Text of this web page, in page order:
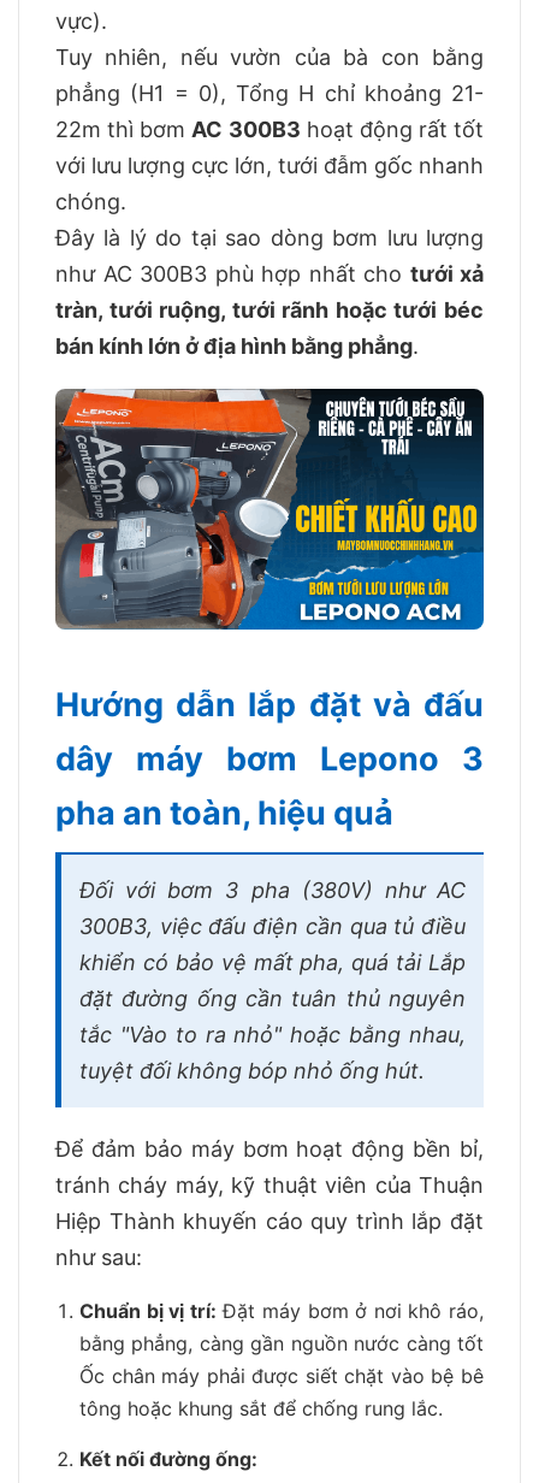
vực).
Tuy nhiên, nếu vườn của bà con bằng
phẳng (H1 = 0), Tổng H chỉ khoảng 21-
22m thì bơm AC 300B3 hoạt động rất tốt
với lưu lượng cực lớn, tưới đẫm gốc nhanh
chóng.
Đây là lý do tại sao dòng bơm lưu lượng
như AC 300B3 phù hợp nhất cho tưới xả
tràn, tưới ruộng, tưới rãnh hoặc tưới béc
bán kính lớn ở địa hình bằng phẳng.
Hướng dẫn lắp đặt và đấu
dây máy bơm Lepono 3
pha an toàn, hiệu quả
Đối với bơm 3 pha (380V) như AC
300B3, việc đấu điện cần qua tủ điều
khiển có bảo vệ mất pha, quá tải Lắp
đặt đường ống cần tuân thủ nguyên
tắc "Vào to ra nhỏ" hoặc bằng nhau,
tuyệt đối không bóp nhỏ ống hút.
Để đảm bảo máy bơm hoạt động bền bỉ,
tránh cháy máy, kỹ thuật viên của Thuận
Hiệp Thành khuyến cáo quy trình lắp đặt
như sau:
Chuẩn bị vị trí: Đặt máy bơm ở nơi khô ráo,
bằng phẳng, càng gần nguồn nước càng tốt
Ốc chân máy phải được siết chặt vào bệ bê
tông hoặc khung sắt để chống rung lắc.
Kết nối đường ống: